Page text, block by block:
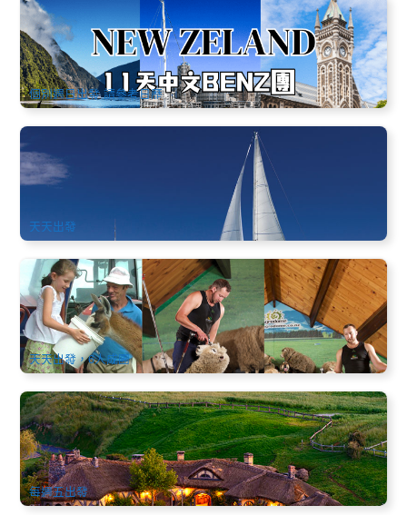
新西蘭南北島 | 全覽11天中文團 | 4-5星住宿+奔馳15人內小團
| 皇后鎮進 奧克蘭出
923 已預訂
AUD $5,185.00
NZ1087W
個別週日出發 請參考日歷
奧克蘭港灣帆船體驗｜1.5 小時內港航行＋咖啡茶點
482 已預訂
天天出發
新西蘭北島 | 懷托摩+羅托魯瓦奇幻2天中文遊 | 奧克蘭進出
1.2k 已預訂
AUD $878.00 $ 896.00
NZ1012
天天出發，6人成團
新西蘭南北島 | 11天中文團(高山火車+3晚皇后鎮+庫克山) |
10月-3月限定
8.8k 已預訂
AUD $3,476.00
NZ1035S
每週五出發